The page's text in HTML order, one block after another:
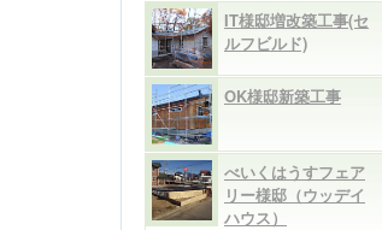
IT様邸増改築工事(セ
ルフビルド)
OK様邸新築工事
べいくはうすフェア
リー様邸（ウッデイ
ハウス）